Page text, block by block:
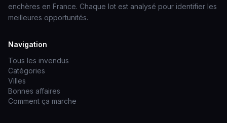
enchères en France. Chaque lot est analysé pour identifier les
meilleures opportunités.
Navigation
Tous les invendus
Catégories
Villes
Bonnes affaires
Comment ça marche